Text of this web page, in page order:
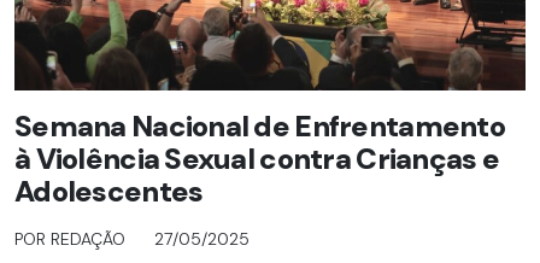
Semana Nacional de Enfrentamento
à Violência Sexual contra Crianças e
Adolescentes
POR REDAÇÃO 27/05/2025